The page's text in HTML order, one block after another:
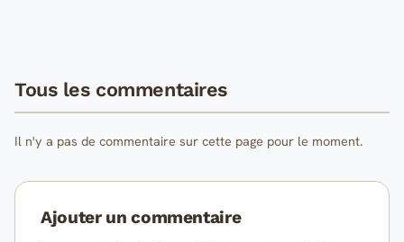
Tous les commentaires
Il n'y a pas de commentaire sur cette page pour le moment.
Ajouter un commentaire